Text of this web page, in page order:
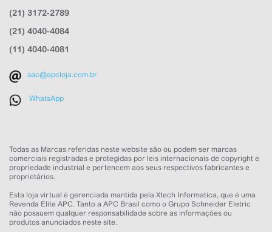
(21) 3172-2789
(21) 4040-4084
(11) 4040-4081
sac@apcloja.com.br
WhatsApp
Todas as Marcas referidas neste website são ou podem ser marcas
comerciais registradas e protegidas por leis internacionais de copyright e
propriedade industrial e pertencem aos seus respectivos fabricantes e
proprietários.
Esta loja virtual é gerenciada mantida pela Xtech Informatica, que é uma
Revenda Elite APC. Tanto a APC Brasil como o Grupo Schneider Eletric
não possuem qualquer responsabilidade sobre as informações ou
produtos anunciados neste site.
EMAIL
WHATSAPP